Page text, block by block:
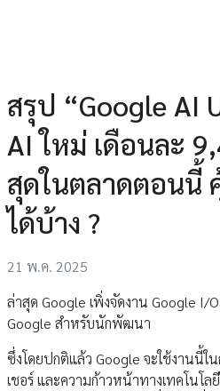
สรุป “Google AI
AI ใหม่ เดือนละ
สุดในตลาดตอนนี้
ได้บ้าง ?
21 พ.ค. 2025
ล่าสุด Google เพิ่งจัดงาน Google I/
Google สำหรับนักพัฒนา
ซึ่งโดยปกติแล้ว Google จะใช้งานนี้
เชอร์ และความก้าวหน้าทางเทคโนโ